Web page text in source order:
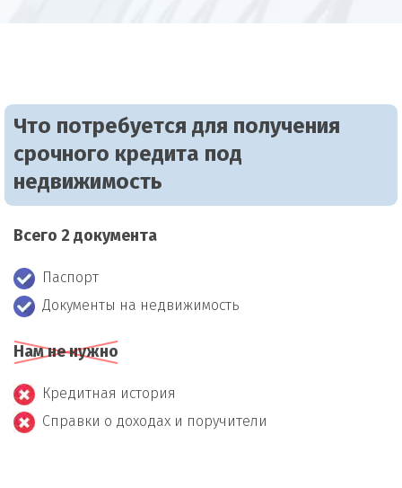
Что потребуется для получения
срочного кредита под
недвижимость
Всего 2 документа
Паспорт
Документы на недвижимость
Нам не нужно
Кредитная история
Справки о доходах и поручители